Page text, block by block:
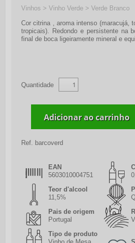
Vinhos > Vinho Verde > Verde Branco
Cor citrina , aroma intenso (maracujá,
tropicais). Redondo e persistente na
final de boca ligeiramente mineral e
Quantidade
Ref. barcoverd
EAN
5603010004751
Teor d'alcool
11,5%
Pais de origem
Portugal
Tipo de produto